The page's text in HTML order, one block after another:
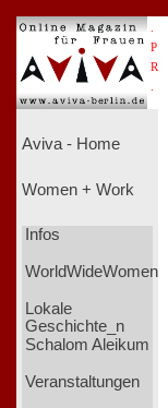
P
R
Aviva - Home
Women + Work
Infos
WorldWideWomen
Lokale
Geschichte_n
Schalom Aleikum
Veranstaltungen